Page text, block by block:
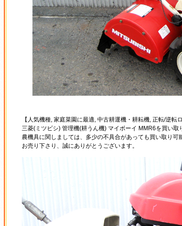
【人気機種, 家庭菜園に最適, 中古耕運機・耕耘機, 正転/逆
三菱(ミツビシ) 管理機(耕うん機) マイボーイ MMR6を買い取
農機具に関しましては、多少の不具合があっても買い取り可
お売り下さり、誠にありがとうございます。